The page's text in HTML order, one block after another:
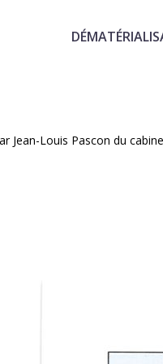
avec succès
Jean-Louis Pascon du